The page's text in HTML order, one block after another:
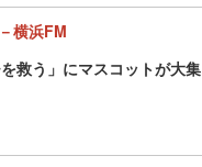
横浜FM
救う」にマスコットが大集